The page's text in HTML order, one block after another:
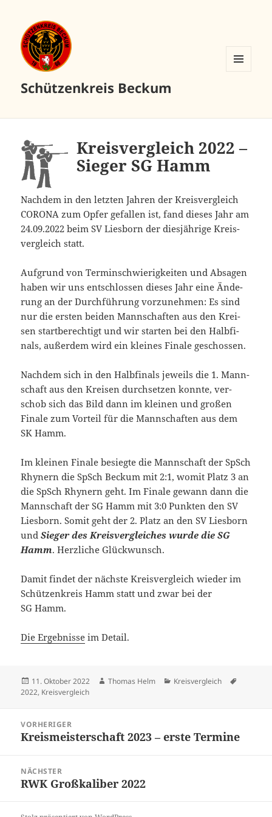
Schützenkreis Beckum
Kreis­ver­gleich 2022 –
Sie­ger SG Hamm
Nach­dem in den letz­ten Jah­ren der Kreis­ver­gleich
CORONA zum Opfer gefal­len ist, fand die­ses Jahr am
24.09.2022 beim SV Lies­born der dies­jäh­ri­ge Kreis­
ver­gleich statt.
Auf­grund von Ter­min­schwie­rig­kei­ten und Absa­gen
haben wir uns ent­schlos­sen die­ses Jahr eine Ände­
rung an der Durch­füh­rung vor­zu­neh­men: Es sind
nur die ers­ten bei­den Mann­schaf­ten aus den Krei­
sen start­be­rech­tigt und wir star­ten bei den Halb­fi­
nals, außer­dem wird ein klei­nes Fina­le geschossen.
Nach­dem sich in den Halb­fi­nals jeweils die 1. Mann­
schaft aus den Krei­sen durch­set­zen konn­te, ver­
schob sich das Bild dann im klei­nen und gro­ßen
Fina­le zum Vor­teil für die Mann­schaf­ten aus dem
SK Hamm.
Im klei­nen Fina­le besieg­te die Mann­schaft der SpSch
Rhy­nern die SpSch Beckum mit 2:1, womit Platz 3 an
die SpSch Rhy­nern geht. Im Fina­le gewann dann die
Mann­schaft der SG Hamm mit 3:0 Punk­ten den SV
Lies­born. Somit geht der 2. Platz an den SV Lies­born
undSie­ger des Kreis­ver­glei­ches wur­de die SG
Hamm. Herz­li­che Glückwunsch.
Damit fin­det der nächs­te Kreis­ver­gleich wie­der im
Schüt­zen­kreis Hamm statt und zwar bei der
SG Hamm.
Die Ergeb­nis­se im Detail.
Veröffentlicht
am
11. Oktober 2022 Autor
Thomas Helm Kategorien
Kreisvergleich
2022, Kreisvergleich
VORHERIGER
Vorheriger
Kreis­meis­ter­schaft 2023 – ers­te Termine
NÄCHSTER
Nächster
RWK Groß­ka­li­ber 2022